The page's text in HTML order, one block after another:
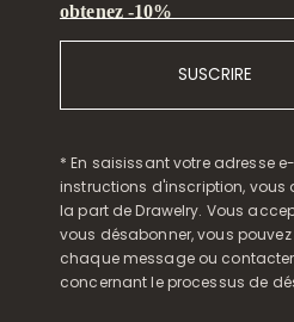
obtenez -10%
SUSCRIRE
* En saisissant votre adresse
instructions d'inscription, vous
la part de Drawelry. Vous
vous désabonner, vous
chaque message ou
concernant le processus de